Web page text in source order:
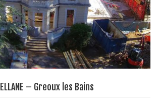
– Greoux les Bains